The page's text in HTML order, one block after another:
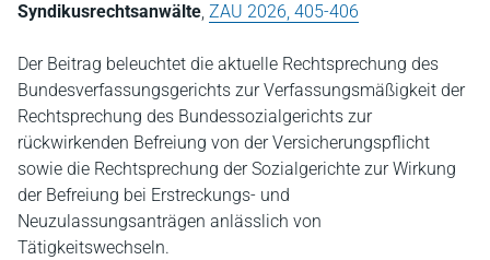
Syndikusrechtsanwälte, ZAU 2026, 405-406
Der Beitrag beleuchtet die aktuelle Rechtsprechung des
Bundesverfassungsgerichts zur Verfassungsmäßigkeit der
Rechtsprechung des Bundessozialgerichts zur
rückwirkenden Befreiung von der Versicherungspflicht
sowie die Rechtsprechung der Sozialgerichte zur Wirkung
der Befreiung bei Erstreckungs- und
Neuzulassungsanträgen anlässlich von
Tätigkeitswechseln.